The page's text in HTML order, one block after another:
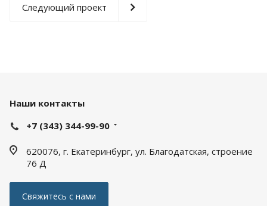
Следующий проект
Наши контакты
+7 (343) 344-99-90
620076, г. Екатеринбург, ул. Благодатская, строение
76 Д
Свяжитесь с нами